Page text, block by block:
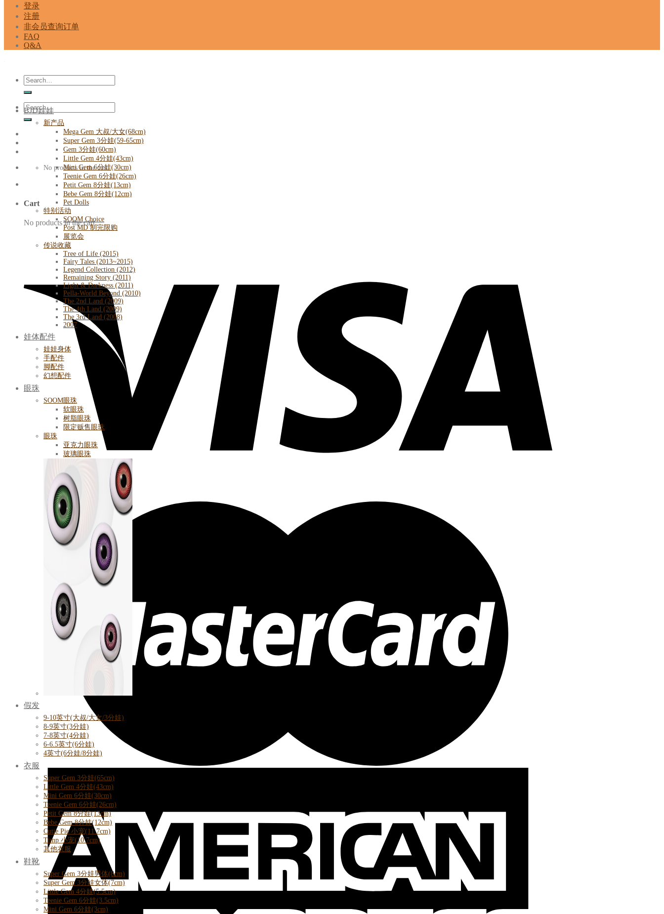
登录
注册
非会员查询订单
FAQ
Q&A
Search
for:
Search
for:
No products in the cart.
Cart
No products in the cart.
BJD娃娃
新产品
Mega Gem 大叔/大女(68cm)
Super Gem 3分娃(59-65cm)
Gem 3分娃(60cm)
Little Gem 4分娃(43cm)
Mini Gem 6分娃(30cm)
Teenie Gem 6分娃(26cm)
Petit Gem 8分娃(13cm)
Bebe Gem 8分娃(12cm)
Pet Dolls
特别活动
SOOM Choice
Post MD 制完限购
展览会
传说收藏
Tree of Life (2015)
Fairy Tales (2013~2015)
Legend Collection (2012)
Remaining Story (2011)
Light & Darkness (2011)
Pella-World Beyond (2010)
The 2nd Land (2009)
The 4th Land (2009)
The 3rd Land (2008)
2007
娃体配件
娃娃身体
手配件
脚配件
幻想配件
眼珠
SOOM眼珠
软眼珠
树脂眼珠
限定贩售眼珠
眼珠
亚克力眼珠
玻璃眼珠
假发
9-10英寸(大叔/大女/3分娃)
8-9英寸(3分娃)
7-8英寸(4分娃)
6-6.5英寸(6分娃)
4英寸(6分娃/8分娃)
衣服
Super Gem 3分娃(65cm)
Little Gem 4分娃(43cm)
Mini Gem 6分娃(30cm)
Teenie Gem 6分娃(26cm)
Petit Gem 8分娃(13cm)
Bebe Gem 8分娃(12cm)
Cutie Pie 小宠(11.7cm)
Timp 小宠(10.7cm)
其他衣服
鞋靴
Super Gem 3分娃男体(8cm)
Super Gem 3分娃女体(7cm)
Little Gem 4分娃(5.5cm)
Teenie Gem 6分娃(3.5cm)
Mini Gem 6分娃(3cm)